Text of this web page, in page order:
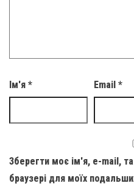
Ім'я * Email*
Зберегти моє ім'я, e-mail,
браузері для моїх